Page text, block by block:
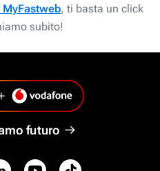
, ti basta un click
subito!
futuro